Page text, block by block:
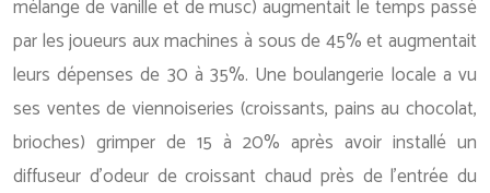
mélange de vanille et de musc) augmentait le temps passé
par les joueurs aux machines à sous de 45% et augmentait
leurs dépenses de 30 à 35%. Une boulangerie locale a vu
ses ventes de viennoiseries (croissants, pains au chocolat,
brioches) grimper de 15 à 20% après avoir installé un
diffuseur d’odeur de croissant chaud près de l’entrée du